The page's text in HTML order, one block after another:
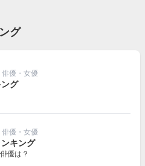
グ
俳優・女優
グ
俳優・女優
キング
優は？